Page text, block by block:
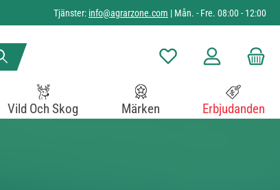
Tjänster: info@agrarzone.com | Mån. - Fre. 08:00 - 12:00
Du har 0 objekt i
Vild Och Skog Märken Erbjudanden